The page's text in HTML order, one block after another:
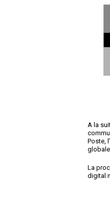
A la
Poste,
La
digital